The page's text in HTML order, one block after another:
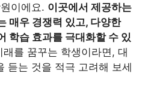
이에요. 이곳에서 제공하는
매우 경쟁력 있고, 다양한
학습 효과를 극대화할 수 있
를 꿈꾸는 학생이라면, 대
듣는 것을 적극 고려해 보세